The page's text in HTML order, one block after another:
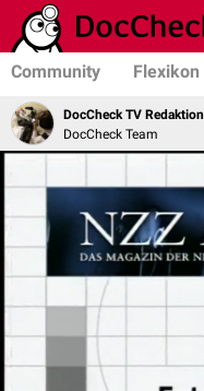
Community Flexikon
DocCheck TV Redaktion
DocCheck Team